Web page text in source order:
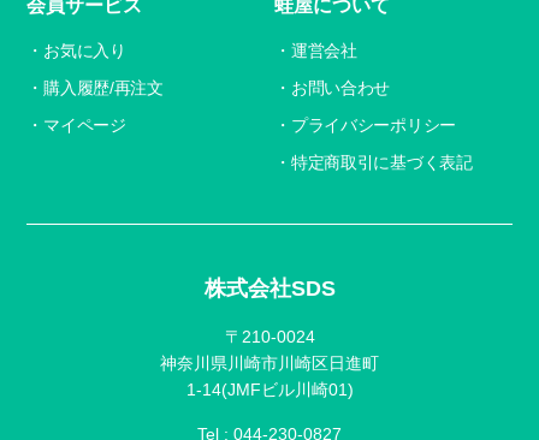
株式会社SDS
〒210-0024
神奈川県川崎市川崎区日進町
1-14(JMFビル川崎01)
Tel : 044-230-0827
会員サービス
お気に入り
購入履歴/再注文
マイページ
蛙屋について
運営会社
お問い合わせ
プライバシーポリシー
特定商取引に基づく表記